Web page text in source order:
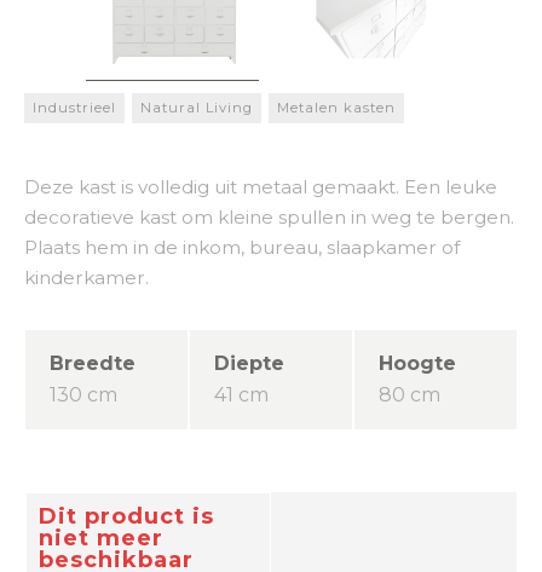
Industrieel Natural Living Metalen kasten
Deze kast is volledig uit metaal gemaakt. Een leuke
decoratieve kast om kleine spullen in weg te bergen.
Plaats hem in de inkom, bureau, slaapkamer of
kinderkamer.
Breedte
130 cm
Diepte
41 cm
Hoogte
80 cm
Dit product is
niet meer
beschikbaar